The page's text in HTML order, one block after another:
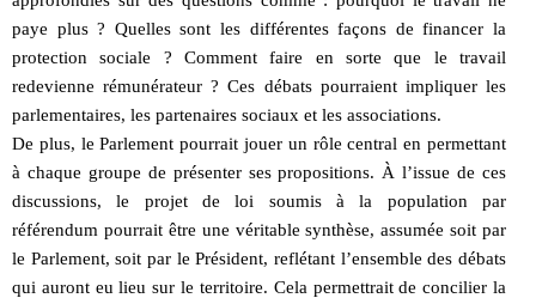
paye plus ? Quelles sont les différentes façons de financer la
protection sociale ? Comment faire en sorte que le travail
redevienne rémunérateur ? Ces débats pourraient impliquer les
parlementaires, les partenaires sociaux et les associations.
De plus, le Parlement pourrait jouer un rôle central en permettant
à chaque groupe de présenter ses propositions. À l’issue de ces
discussions, le projet de loi soumis à la population par
référendum pourrait être une véritable synthèse, assumée soit par
le Parlement, soit par le Président, reflétant l’ensemble des débats
qui auront eu lieu sur le territoire. Cela permettrait de concilier la